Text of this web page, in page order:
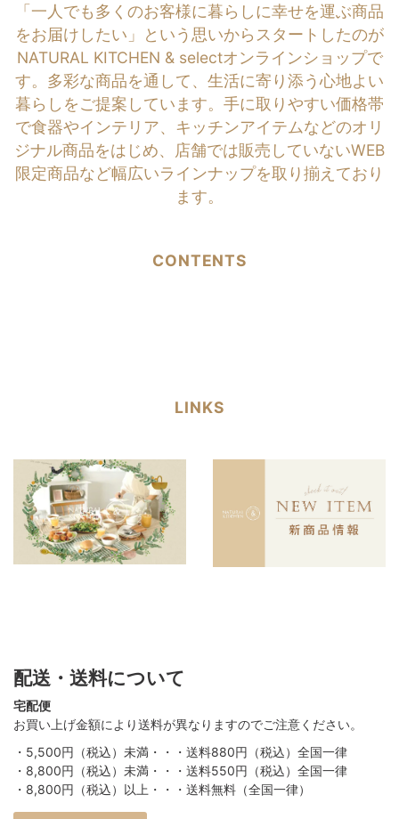
「一人でも多くのお客様に暮らしに幸せを運ぶ商品
をお届けしたい」という思いからスタートしたのが
NATURAL KITCHEN & selectオンラインショップで
す。多彩な商品を通して、生活に寄り添う心地よい
暮らしをご提案しています。手に取りやすい価格帯
で食器やインテリア、キッチンアイテムなどのオリ
ジナル商品をはじめ、店舗では販売していないWEB
限定商品など幅広いラインナップを取り揃えており
ます。
CONTENTS
LINKS
配送・送料について
宅配便
お買い上げ金額により送料が異なりますのでご注意ください。
・5,500円（税込）未満・・・送料880円（税込）全国一律
・8,800円（税込）未満・・・送料550円（税込）全国一律
・8,800円（税込）以上・・・送料無料（全国一律）